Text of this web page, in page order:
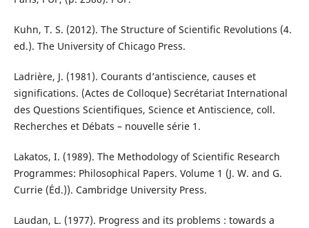
Kuhn, T. S. (2012). The Structure of Scientific Revolutions (4.
ed.). The University of Chicago Press.
Ladrière, J. (1981). Courants d’antiscience, causes et
significations. (Actes de Colloque) Secrétariat International
des Questions Scientifiques, Science et Antiscience, coll.
Recherches et Débats – nouvelle série 1.
Lakatos, I. (1989). The Methodology of Scientific Research
Programmes: Philosophical Papers. Volume 1 (J. W. and G.
Currie (Éd.)). Cambridge University Press.
Laudan, L. (1977). Progress and its problems : towards a